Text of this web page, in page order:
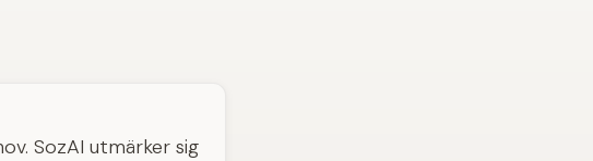
SozAI utmärker sig